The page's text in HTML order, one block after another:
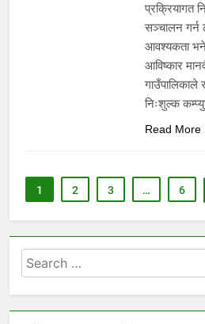
प्रक्रियागत
सञ्चालन
आवश्यकता
आविष्कार
निःशुल्क
Read More
1 2 3 … 6
Search
for: